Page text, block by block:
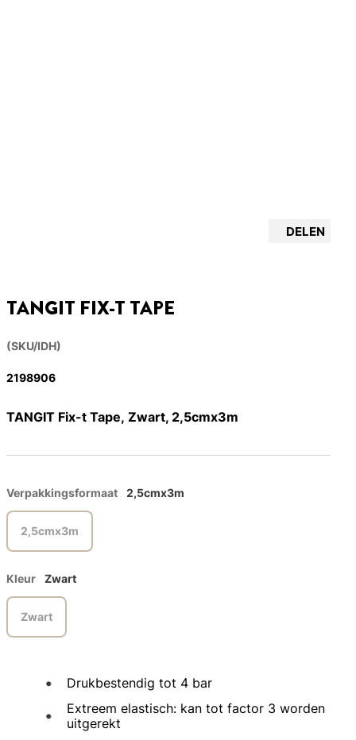
DELEN
TANGIT FIX-T TAPE
(SKU/IDH)
2198906
TANGIT Fix-t Tape, Zwart, 2,5cmx3m
Verpakkingsformaat 2,5cmx3m
2,5cmx3m
Kleur Zwart
Zwart
Drukbestendig tot 4 bar
Extreem elastisch: kan tot factor 3 worden
uitgerekt